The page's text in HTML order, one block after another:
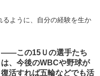
ように、自分の経験を生か
――この15Ｕの選手たち
は、今後のWBCや野球が
復活すれば五輪などでも活